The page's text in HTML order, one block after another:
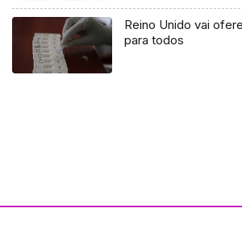
Reino Unido vai
para todos